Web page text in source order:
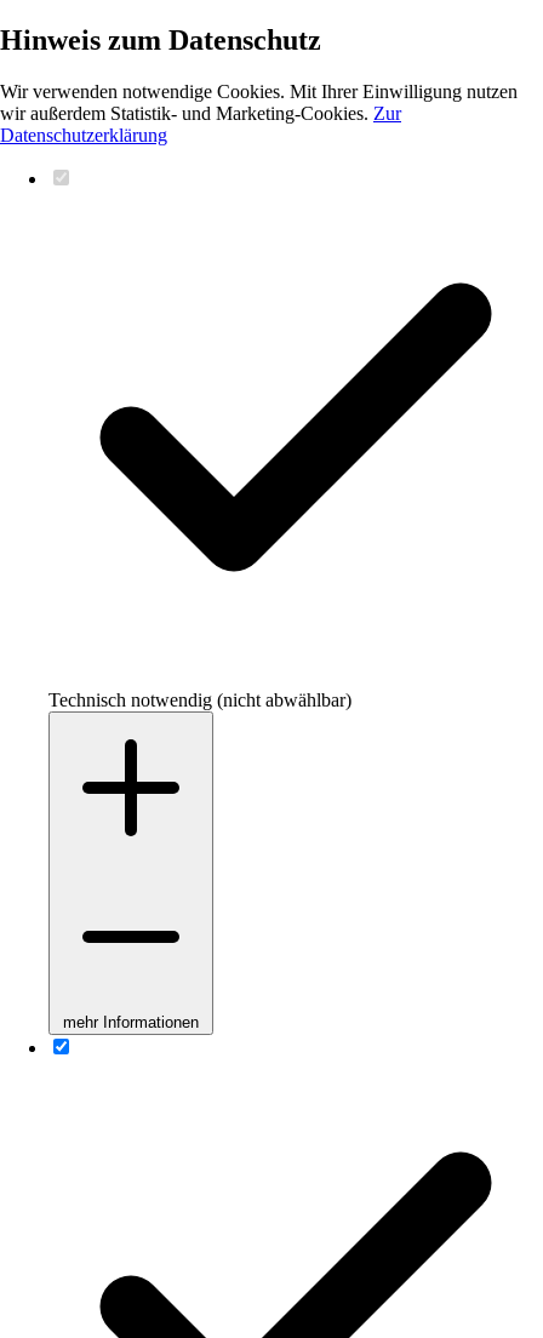
Hinweis zum Datenschutz
Wir verwenden notwendige Cookies. Mit Ihrer Einwilligung nutzen
wir außerdem Statistik- und Marketing-Cookies. Zur
Datenschutzerklärung
Technisch notwendig (nicht abwählbar)
mehr Informationen